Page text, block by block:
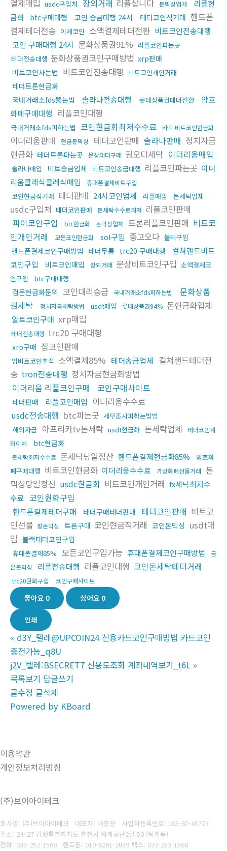
결제매입 usdc구입처 장외거래 리플삽니다 돈믹싱업체
리플현
금화 btc구매대행 코인 송금대행 24시 테더코인직거래 핸드폰
결제테더전송 이체코인 소액결제테더전환 비트코인전송대행
코인 구매대행 24시 문화상품권91% 리플코인파는곳
테더전송대행 문화상품권코인구매방법 xrp판매
비트코인사는법 비트코인전송대행 비트코인개인거래
테더트론현금화
국내거래소fds뚫는법
솔라나전송대행 롯데상품권테더전환
암호
화폐구매대행 리플코인대행
국내거래소fds피하는법 코인현금화최저수수료 카드 비트코인현금화
이더리움판매 현금돈믹싱 테더코인판매 솔라나판매 정치자금
현금화 테더트론파는곳 문상테더구매 핑오다세탁 이더리움매입
솔라나매입 비트송금업체 비트코인송금대행 리플코인파는곳 이더
리움클레식클레식매입
휴대폰결제비트구입
코인현금직거래 테더판매 24시코인업체 리플매입 돈세탁업체
usdc구입처 테더코인판매 돈세탁수수료최저 리플코인판매
파이코인구입
btc현금화 돈믹싱업체 트론리플코인판매 비트코
인개인거래
모든코인현금화 sol구입 중고오다 블테구입
핸드폰결제코인구매방법 테더무통 trc20 구매대행
컬쳐랜드비트
코인구입
비트코인매입 장외거래 문상비트코인구입 소액결제코
인구입
btc구매대행
검돈현금화문의 코인대리송금 국내거래소fds피하는법
문화상품
권세탁
정치자금세탁방법 usdt매입 롯데상품권94% 돈현금화업체
알트코인구매 xrp매입
테더전송대행 trc20 구매대행
xrp구매 잡코인판매
업비트코인추적 소액결제85% 테더송금업체 컬쳐랜드테더전
송 tron전송대행 정치자금현금화방법
이더리움 리플코인구매
코인구매사이트
테더판매 리플코인매입
이더리움수수료
usdc전송대행 btc파는곳 세무조사피하는방법
해외자금
아프리카tv돈세탁 usdt현금화 돈세탁업체
테더코인계
좌이체
btc현금화
돈세탁최저수수료 돈세탁당일정산 핸드폰결제현금화85%
암호화
폐구매대행 비트코인현금화 이더리움수수료 가상화폐선물거래 돈
믹싱당일정산 usdc현금화 비트코인개인거래 fx세탁최저수
수료 코인원화구입
핸드폰결제테더구매 테더구매테더판매 테더코인판매 비트코
인선물 핑돈믹싱 트론구매 코인현금직거래 코인돈믹싱 usdt매
입 블랙테더코인구입
휴대폰결제85% 모든코인구입가능 휴대폰결제코인구매방법
금
은돈믹싱
리플전송대행 리플코인대행 코인돈세탁테더거래
trc20원화구입 코인구매사이트
좋아요 0 싫어요 0
인쇄
« d3Y_텔레@UPCOIN24 신용카드코인구매방법 카드코인
충전가능_q8U
j2V_텔레:BSECRET7 신용도조회 계좌내역보기_t6L »
목록보기 답글쓰기
글수정 글삭제
Powered by KBoard
이용약관
개인정보처리방침
(주)브이아이테크
회사명: (주)브이아이테크 대표자: 배중광 사업자등록번호: 105-87-45773
주소: 24427 강원특별자치도 춘천시 퇴계공단2길 50 (퇴계동)
전화: 033-252-1568
핸드폰: 010-6261-2839 팩스: 033-253-1568